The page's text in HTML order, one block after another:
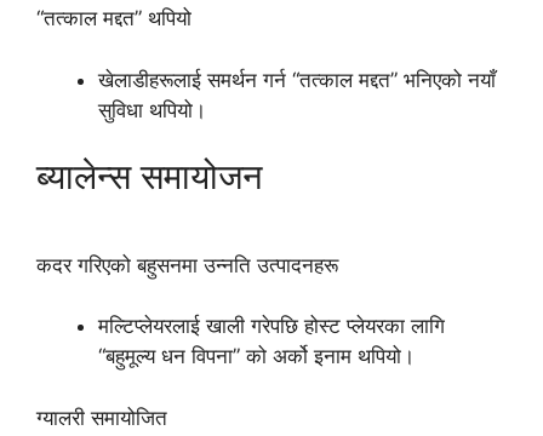
“तत्काल मद्दत” थपियो
खेलाडीहरूलाई समर्थन गर्न “तत्काल मद्दत” भनिएको नयाँ
सुविधा थपियो।
ब्यालेन्स समायोजन
कदर गरिएको बहुसनमा उन्नति उत्पादनहरू
मल्टिप्लेयरलाई खाली गरेपछि होस्ट प्लेयरका लागि
“बहुमूल्य धन विपना” को अर्को इनाम थपियो।
ग्यालरी समायोजित